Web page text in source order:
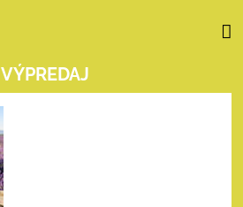
VÝPREDAJ